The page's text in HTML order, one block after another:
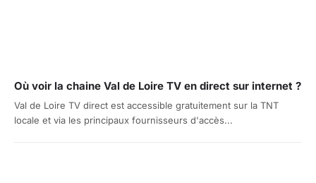
Où voir la chaine Val de Loire TV en direct sur internet ?
Val de Loire TV direct est accessible gratuitement sur la TNT
locale et via les principaux fournisseurs d'accès...